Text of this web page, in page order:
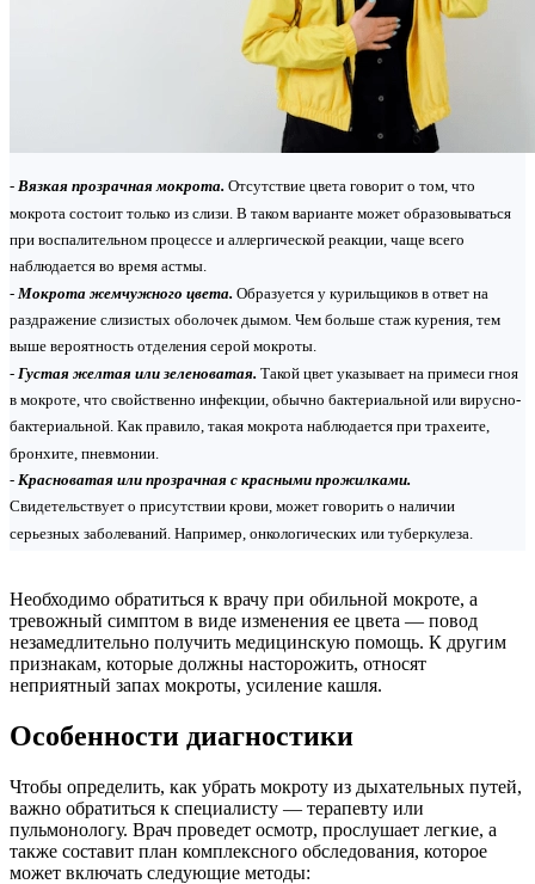
- Вязкая прозрачная мокрота. Отсутствие цвета говорит о том, что
мокрота состоит только из слизи. В таком варианте может образовываться
при воспалительном процессе и аллергической реакции, чаще всего
наблюдается во время астмы.
- Мокрота жемчужного цвета. Образуется у курильщиков в ответ на
раздражение слизистых оболочек дымом. Чем больше стаж курения, тем
выше вероятность отделения серой мокроты.
- Густая желтая или зеленоватая. Такой цвет указывает на примеси гноя
в мокроте, что свойственно инфекции, обычно бактериальной или вирусно-
бактериальной. Как правило, такая мокрота наблюдается при трахеите,
бронхите, пневмонии.
- Красноватая или прозрачная с красными прожилками.
Свидетельствует о присутствии крови, может говорить о наличии
серьезных заболеваний. Например, онкологических или туберкулеза.
Необходимо обратиться к врачу при обильной мокроте, а
тревожный симптом в виде изменения ее цвета — повод
незамедлительно получить медицинскую помощь. К другим
признакам, которые должны насторожить, относят
неприятный запах мокроты, усиление кашля.
Особенности диагностики
Чтобы определить, как убрать мокроту из дыхательных путей,
важно обратиться к специалисту — терапевту или
пульмонологу. Врач проведет осмотр, прослушает легкие, а
также составит план комплексного обследования, которое
может включать следующие методы: